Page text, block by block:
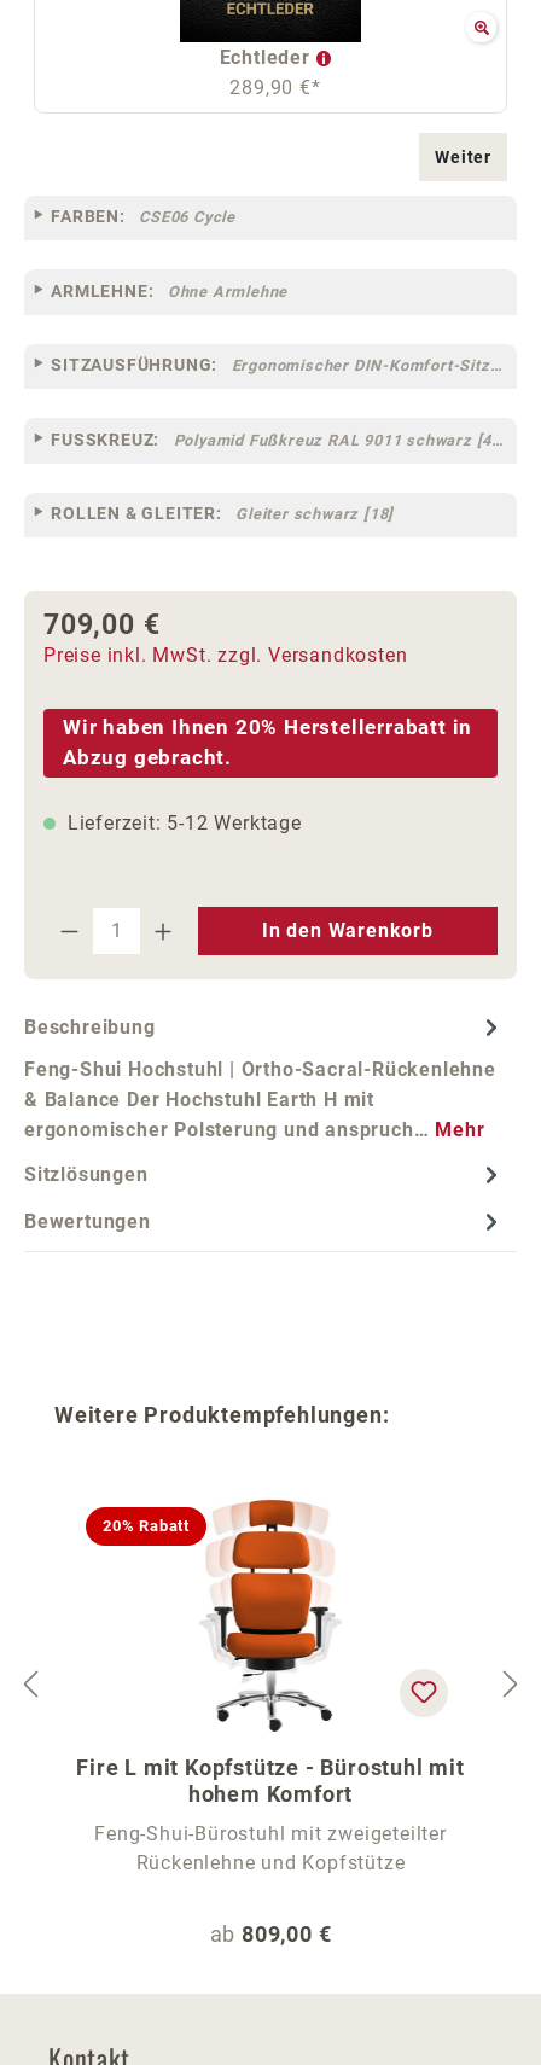
Echtleder
289,90 €*
Weiter
FARBEN: CSE06 Cycle
ARMLEHNE: Ohne Armlehne
SITZAUSFÜHRUNG: Ergonomischer DIN-Komfort-Sitz [75]
FUSSKREUZ: Polyamid Fußkreuz RAL 9011 schwarz [44]
ROLLEN & GLEITER: Gleiter schwarz [18]
Regulärer Preis:
709,00 €
Preise inkl. MwSt. zzgl. Versandkosten
Wir haben Ihnen 20% Herstellerrabatt in
Abzug gebracht.
Lieferzeit: 5-12 Werktage
Produkt Anzahl: Gib den
In den Warenkorb
Beschreibung
Feng-Shui Hochstuhl | Ortho-Sacral-Rückenlehne
& Balance Der Hochstuhl Earth H mit
ergonomischer Polsterung und anspruch… Mehr
Sitzlösungen
Bewertungen
Produktgalerie überspringen
Weitere Produktempfehlungen:
20% Rabatt
Fire L mit Kopfstütze - Bürostuhl mit
hohem Komfort
Feng-Shui-Bürostuhl mit zweigeteilter
Rückenlehne und Kopfstütze
Regulärer Preis:
ab 809,00 €